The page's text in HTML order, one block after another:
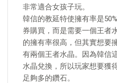
非常適合女孩子玩。
韓信的教延特使擁有率是
券購買，而是需要一個王者
的擁有率很高，但其實想要
有兩個王者水晶。因為韓信
水晶兌換，所以玩家想要獲
足夠多的鑽石。